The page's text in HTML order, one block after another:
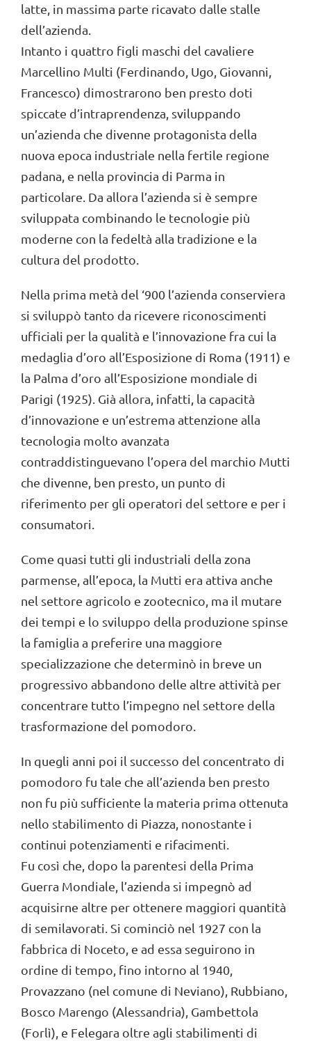
latte, in massima parte ricavato dalle stalle
dell’azienda.
Intanto i quattro figli maschi del cavaliere
Marcellino Multi (Ferdinando, Ugo, Giovanni,
Francesco) dimostrarono ben presto doti
spiccate d’intraprendenza, sviluppando
un’azienda che divenne protagonista della
nuova epoca industriale nella fertile regione
padana, e nella provincia di Parma in
particolare. Da allora l’azienda si è sempre
sviluppata combinando le tecnologie più
moderne con la fedeltà alla tradizione e la
cultura del prodotto.
Nella prima metà del ‘900 l’azienda conserviera
si sviluppò tanto da ricevere riconoscimenti
ufficiali per la qualità e l’innovazione fra cui la
medaglia d’oro all’Esposizione di Roma (1911) e
la Palma d’oro all’Esposizione mondiale di
Parigi (1925). Già allora, infatti, la capacità
d’innovazione e un’estrema attenzione alla
tecnologia molto avanzata
contraddistinguevano l’opera del marchio Mutti
che divenne, ben presto, un punto di
riferimento per gli operatori del settore e per i
consumatori.
Come quasi tutti gli industriali della zona
parmense, all’epoca, la Mutti era attiva anche
nel settore agricolo e zootecnico, ma il mutare
dei tempi e lo sviluppo della produzione spinse
la famiglia a preferire una maggiore
specializzazione che determinò in breve un
progressivo abbandono delle altre attività per
concentrare tutto l’impegno nel settore della
trasformazione del pomodoro.
In quegli anni poi il successo del concentrato di
pomodoro fu tale che all’azienda ben presto
non fu più sufficiente la materia prima ottenuta
nello stabilimento di Piazza, nonostante i
continui potenziamenti e rifacimenti.
Fu così che, dopo la parentesi della Prima
Guerra Mondiale, l’azienda si impegnò ad
acquisirne altre per ottenere maggiori quantità
di semilavorati. Si cominciò nel 1927 con la
fabbrica di Noceto, e ad essa seguirono in
ordine di tempo, fino intorno al 1940,
Provazzano (nel comune di Neviano), Rubbiano,
Bosco Marengo (Alessandria), Gambettola
(Forlì), e Felegara oltre agli stabilimenti di